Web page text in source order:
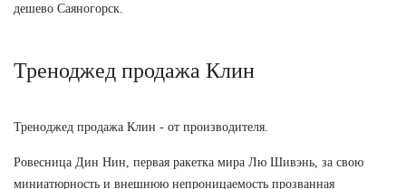
дешево Саяногорск.
Треноджед продажа Клин
Треноджед продажа Клин - от производителя.
Ровесница Дин Нин, первая ракетка мира Лю Шивэнь, за свою
миниатюрность и внешнюю непроницаемость прозванная